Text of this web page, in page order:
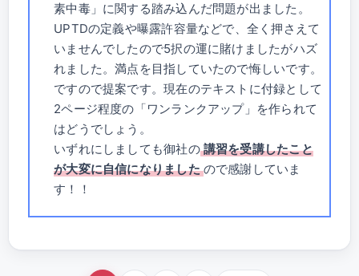
素中毒」に関する踏み込んだ問題が出ました。
UPTDの定義や曝露許容量などで、全く押さえて
いませんでしたので5択の運に賭けましたがハズ
れました。満点を目指していたので悔しいです。
ですので提案です。現在のテキストに付録として
2ページ程度の「ワンランクアップ」を作られて
はどうでしょう。
いずれにしましても御社の 講習を受講したこと
が大変に自信になりました ので感謝していま
す！！